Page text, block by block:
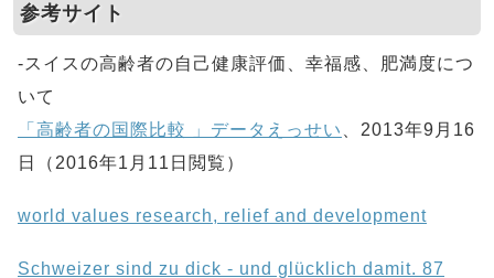
参考サイト
-スイスの高齢者の自己健康評価、幸福感、肥満度につ
いて
「高齢者の国際比較 」データえっせい
、2013年9月16
日（2016年1月11日閲覧）
world values research, relief and development
Schweizer sind zu dick - und glücklich damit. 87